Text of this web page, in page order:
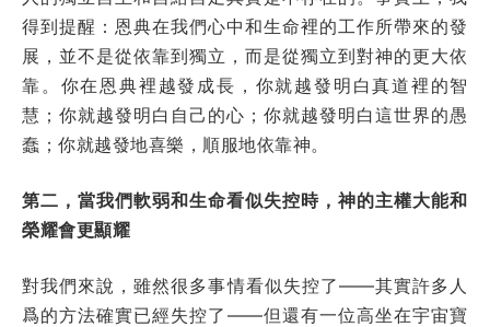
得到提醒：恩典在我們心中和生命裡的工作所帶來的發
展，並不是從依靠到獨立，而是從獨立到對神的更大依
靠。你在恩典裡越發成長，你就越發明白真道裡的智
慧；你就越發明白自己的心；你就越發明白這世界的愚
蠢；你就越發地喜樂，順服地依靠神。
第二，當我們軟弱和生命看似失控時，神的主權大能和
榮耀會更顯耀
對我們來說，雖然很多事情看似失控了——其實許多人
爲的方法確實已經失控了——但還有一位高坐在宇宙寶